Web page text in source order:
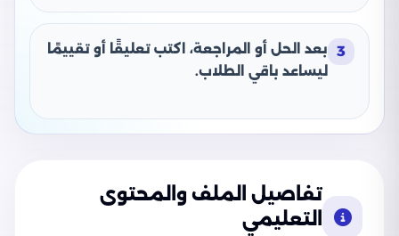
3
بعد الحل أو المراجعة، اكتب تعليقًا أو تقييمًا
ليساعد باقي الطلاب.
تفاصيل الملف والمحتوى
التعليمي